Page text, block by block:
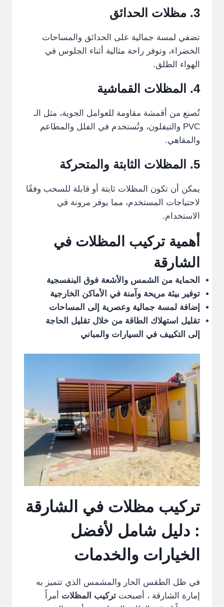
3. مظلات الحدائق
تضفي لمسة جمالية على الحدائق والمساحات
الخضراء، وتوفر راحة مثالية أثناء الجلوس في
الهواء الطلق.
4. المظلات القماشية
تُصنع من أقمشة مقاومة للعوامل الجوية، مثل الـ
PVC والتيفلون، وتُستخدم في الفلل والمطاعم
والمقاهي.
5. المظلات الثابتة والمتحركة
يمكن أن تكون المظلات ثابتة أو قابلة للسحب وفقًا
لاحتياجات المستخدم، مما يوفر مرونة في
الاستخدام.
أهمية تركيب المظلات في
الشارقة
الحماية من الشمس والأشعة فوق البنفسجية
توفير بيئة مريحة وآمنة في الأماكن الخارجية
إضافة لمسة جمالية وعصرية إلى المساحات
تقليل استهلاك الطاقة من خلال تقليل الحاجة
إلى التكييف في السيارات والمباني
تركيب مظلات في الشارقة
: دليل شامل لأفضل
الخيارات والخدمات
في ظل الطقس الحار والمشمس الذي تتميز به
إمارة الشارقة ، أصبحت تركيب المظلات أمراً